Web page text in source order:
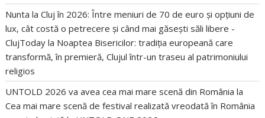
Nunta la Cluj în 2026: Între meniuri de 70 de euro și opțiuni de
lux, cât costă o petrecere și când mai găsești săli libere -
ClujToday la Noaptea Bisericilor: tradiția europeană care
transformă, în premieră, Clujul într-un traseu al patrimoniului
religios
UNTOLD 2026 va avea cea mai mare scenă din România la
Cea mai mare scenă de festival realizată vreodată în România